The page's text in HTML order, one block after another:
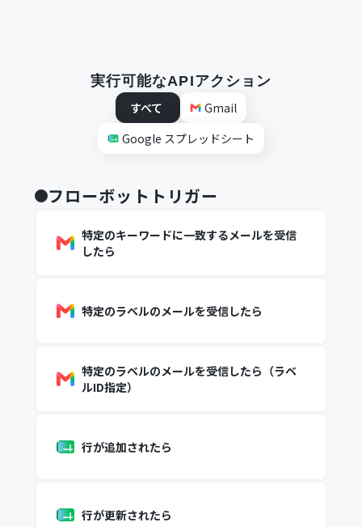
実行可能なAPIアクション
すべて
Gmail
Google スプレッドシート
フローボットトリガー
特定のキーワードに一致するメールを受信
したら
特定のラベルのメールを受信したら
特定のラベルのメールを受信したら（ラベ
ルID指定）
行が追加されたら
行が更新されたら